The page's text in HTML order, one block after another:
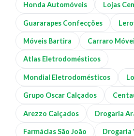
Honda Automóveis Lojas
Guararapes Confecções
Móveis Bartira Carraro
Atlas Eletrodomésticos
Mondial Eletrodomésticos
Grupo Oscar Calçados
Arezzo Calçados Drogaria
Farmácias São João Drogaria